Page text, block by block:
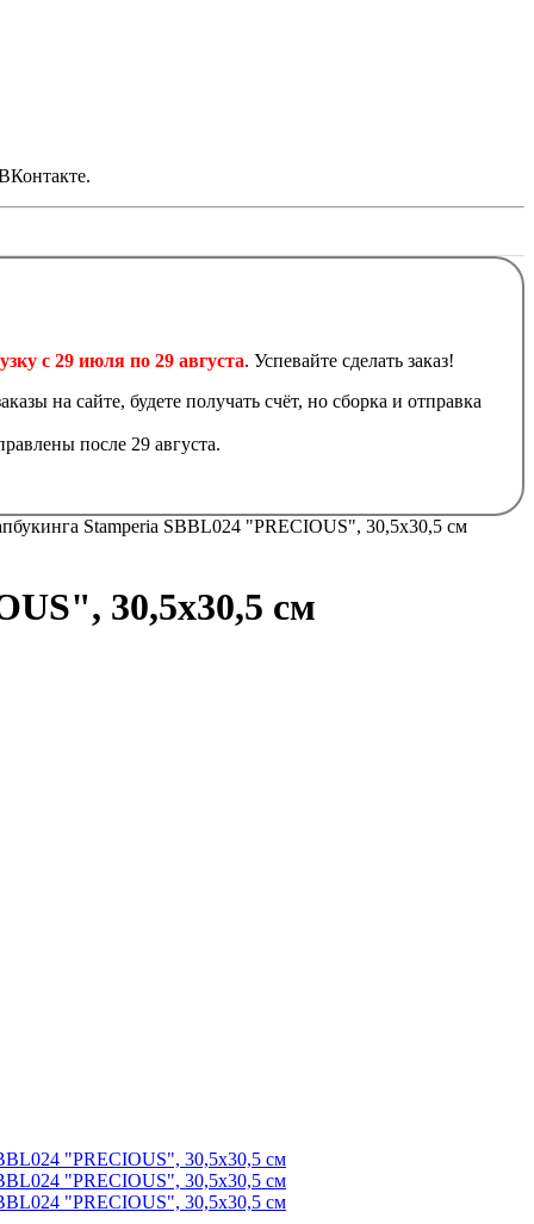
с 29 июля по 29 августа. Успевайте сделать заказ!
на сайте, будете получать счёт, но сборка и отправка
после 29 августа.
Stamperia SBBL024 "PRECIOUS", 30,5х30,5 см
30,5х30,5 см